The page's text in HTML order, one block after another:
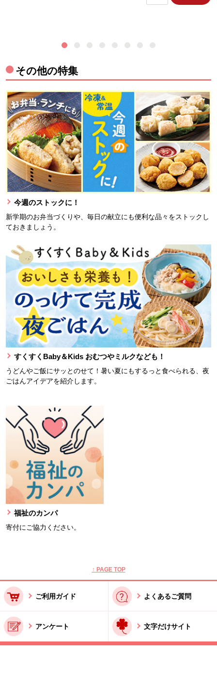
その他の特集
今週のストックに！
新学期のお弁当づくりや、毎日の献立にも便利な品々をストックし
ておきましょう。
すくすくBaby＆Kids おむつやミルクなども！
うどんやご飯にサッとのせて！暑い夏にもするっと食べられる、夜
ごはんアイデアを紹介します。
福祉のカンパ
寄付にご協力ください。
↑ PAGE TOP
ご利用ガイド よくあるご質問
アンケート 文字だけサイト